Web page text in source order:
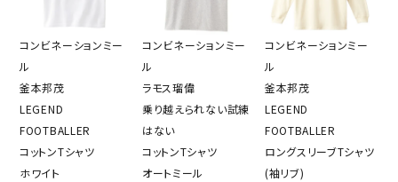
コンビネーションミー
ル
釜本邦茂
LEGEND
FOOTBALLER
コットンTシャツ
ホワイト
コンビネーションミー
ル
ラモス瑠偉
乗り越えられない試練
はない
コットンTシャツ
オートミール
コンビネーションミー
ル
釜本邦茂
LEGEND
FOOTBALLER
ロングスリーブTシャツ
(袖リブ)